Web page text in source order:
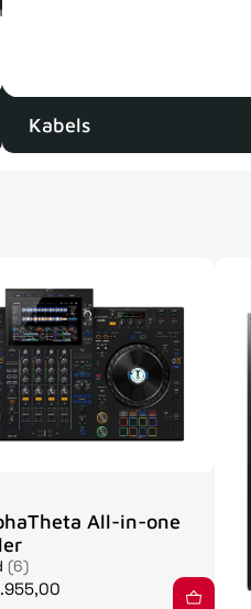
Kabels
All-in-one
(6)